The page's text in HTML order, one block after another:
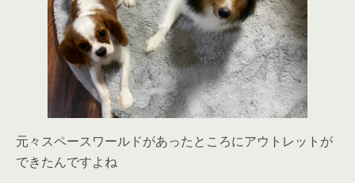
元々スペースワールドがあったところにアウトレットが
できたんですよね